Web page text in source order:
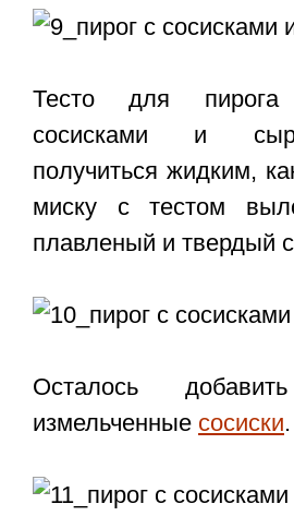
Тесто для
сосисками и
получиться жидким,
миску с тестом
плавленый и твердый
Осталось
измельченные сосиски.